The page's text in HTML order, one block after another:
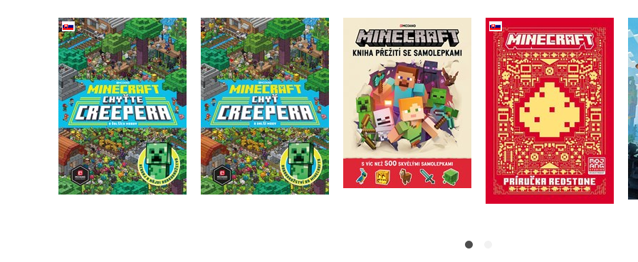
Minecraft - Chyťte
creepera a ďalších
mobov (slovensky)
Kolektiv
Do košíku
263 Kč
Minecraft - Chyť
creepera a další moby
Kolektiv
Do košíku
299 Kč
239 Kč
Minecraft - Kniha
přežití se samolepkami
Kolektiv
Do košíku
269 Kč
215 Kč
Minecraft - Príručka
redstone (slovensky)
Kolektiv
Do košíku
279 Kč
223 Kč